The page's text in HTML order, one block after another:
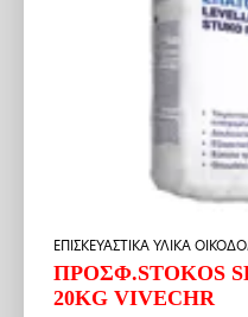
ΕΠΙΣΚΕΥΑΣΤΙΚΑ ΥΛΙΚΑ
ΠΡΟΣΦ.STOKOS
20KG VIVECHR